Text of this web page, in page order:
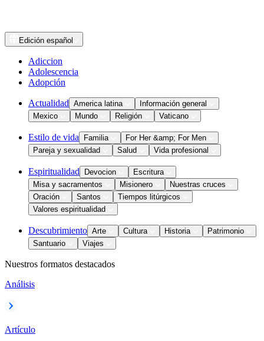
Edición español
Adiccion
Adolescencia
Adopción
Actualidad America latina
Información general
Mexico
Mundo Religión Vaticano
Estilo de vida Familia
For Her &amp; For Men
Pareja y sexualidad
Salud Vida profesional
Espiritualidad Devocion
Escritura
Misa y sacramentos
Misionero
Nuestras cruces
Oración
Santos
Tiempos litúrgicos
Valores espiritualidad
Descubrimiento Arte Cultura Historia
Patrimonio
Santuario
Viajes
Nuestros formatos destacados
Análisis
Artículo